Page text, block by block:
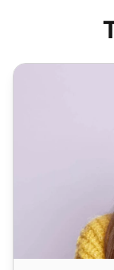
Phần mềm